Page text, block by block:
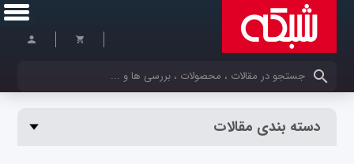
کلمات کلیدی خود را وارد کنید
دسته بندی مقالات